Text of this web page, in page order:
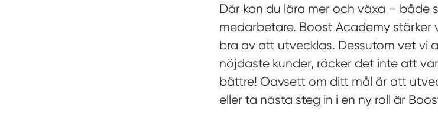
Där kan du lära mer och växa – både
medarbetare. Boost Academy stärker
bra av att utvecklas. Dessutom vet vi
nöjdaste kunder, räcker det inte att
bättre! Oavsett om ditt mål är att
eller ta nästa steg in i en ny roll är